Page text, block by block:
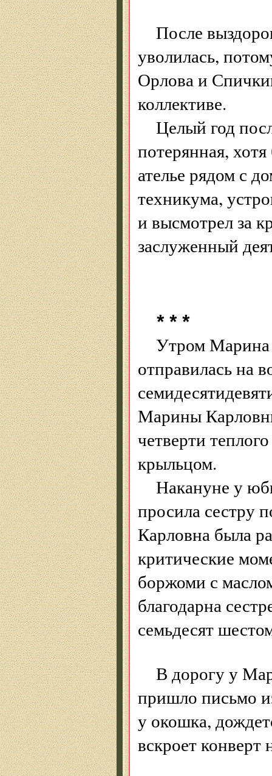
После
уволилась,
Орлова и
коллективе.
Целый год
потерянная,
ателье рядом с
техникума,
и высмотрел за
заслуженный
* * *
Утром Марина
отправилась на
Марины
четверти
крыльцом.
Накануне у
просила сестру
Карловна была
критические
боржоми с
благодарна
семьдесят
В дорогу у
пришло письмо
у окошка,
вскроет конверт